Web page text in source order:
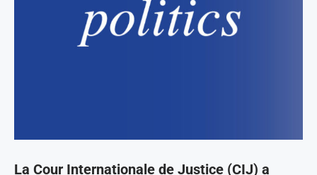
La Cour Internationale de Justice (CIJ) a